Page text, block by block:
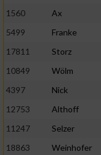
1560
Ax
5499
Franke
17811
Storz
10849
Wölm
4397
Nick
12753
Althoff
11247
Selzer
18863
Weinhofer